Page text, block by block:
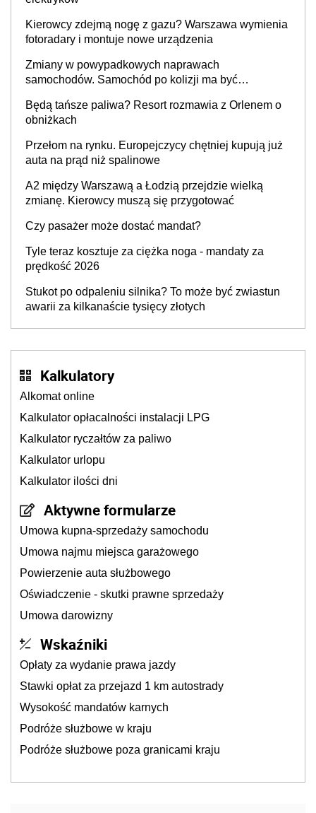
Kierowcy zdejmą nogę z gazu? Warszawa wymienia
fotoradary i montuje nowe urządzenia
Zmiany w powypadkowych naprawach
samochodów. Samochód po kolizji ma być
producenta
Będą tańsze paliwa? Resort rozmawia z Orlenem o
obniżkach
Przełom na rynku. Europejczycy chętniej kupują już
auta na prąd niż spalinowe
A2 między Warszawą a Łodzią przejdzie wielką
zmianę. Kierowcy muszą się przygotować
Czy pasażer może dostać mandat?
Tyle teraz kosztuje za ciężka noga - mandaty za
prędkość 2026
Stukot po odpaleniu silnika? To może być zwiastun
awarii za kilkanaście tysięcy złotych
Kalkulatory
Alkomat online
Kalkulator opłacalności instalacji LPG
Kalkulator ryczałtów za paliwo
Kalkulator urlopu
Kalkulator ilości dni
Aktywne formularze
Umowa kupna-sprzedaży samochodu
Umowa najmu miejsca garażowego
Powierzenie auta służbowego
Oświadczenie - skutki prawne sprzedaży
Umowa darowizny
Wskaźniki
Opłaty za wydanie prawa jazdy
Stawki opłat za przejazd 1 km autostrady
Wysokość mandatów karnych
Podróże służbowe w kraju
Podróże służbowe poza granicami kraju